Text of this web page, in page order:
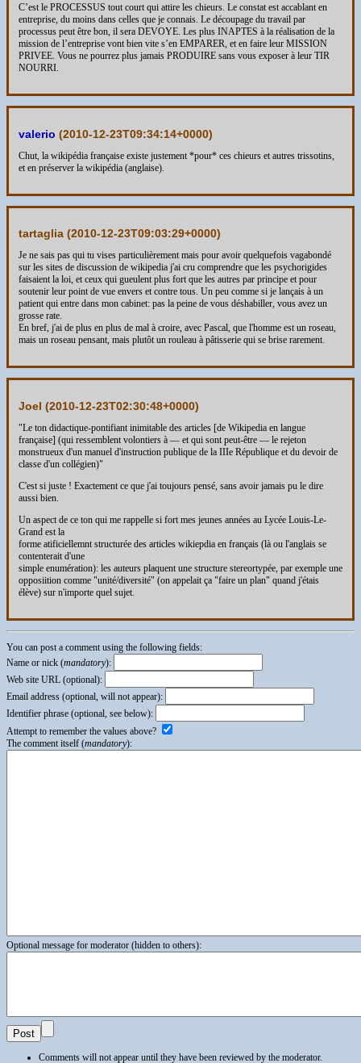
C’est le PROCESSUS tout court qui attire les chieurs. Le constat est accablant en
entreprise, du moins dans celles que je connais. Le découpage du travail par
processus peut être bon, il sera DEVOYE. Les plus INAPTES à la réalisation de la
mission de l’entreprise vont bien vite s’en EMPARER, et en faire leur MISSION
PRIVEE. Vous ne pourrez plus jamais PRODUIRE sans vous exposer à leur TIR
NOURRI.
valerio (2010-12-23T09:34:14+0000)
Chut, la wikipédia française existe justement *pour* ces chieurs et autres trissotins,
et en préserver la wikipédia (anglaise).
tartaglia (2010-12-23T09:03:29+0000)
Je ne sais pas qui tu vises particulièrement mais pour avoir quelquefois vagabondé
sur les sites de discussion de wikipedia j'ai cru comprendre que les psychorigides
faisaient la loi, et ceux qui gueulent plus fort que les autres par principe et pour
soutenir leur point de vue envers et contre tous. Un peu comme si je lançais à un
patient qui entre dans mon cabinet: pas la peine de vous déshabiller, vous avez un
grosse rate.
En bref, j'ai de plus en plus de mal à croire, avec Pascal, que l'homme est un roseau,
mais un roseau pensant, mais plutôt un rouleau à pâtisserie qui se brise rarement.
Joel (2010-12-23T02:30:48+0000)
"Le ton didactique-pontifiant inimitable des articles [de Wikipedia en langue
française] (qui ressemblent volontiers à — et qui sont peut-être — le rejeton
monstrueux d'un manuel d'instruction publique de la IIIe République et du devoir de
classe d'un collégien)"
C'est si juste ! Exactement ce que j'ai toujours pensé, sans avoir jamais pu le dire
aussi bien.
Un aspect de ce ton qui me rappelle si fort mes jeunes années au Lycée Louis-Le-
Grand est la
forme atificiellemnt structurée des articles wikiepdia en français (là ou l'anglais se
contenterait d'une
simple enumération): les auteurs plaquent une structure stereortypée, par exemple une
opposiition comme "unité/diversité" (on appelait ça "faire un plan" quand j'étais
élève) sur n'importe quel sujet.
You can post a comment using the following fields:
Name or nick (mandatory):
Web site URL (optional):
Email address (optional, will not appear):
Identifier phrase (optional, see below):
Attempt to remember the values above?
The comment itself (mandatory):
Optional message for moderator (hidden to others):
Comments will not appear until they have been reviewed by the moderator.